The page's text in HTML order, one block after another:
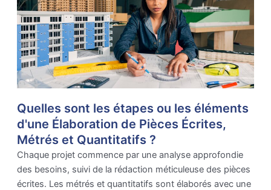
Quelles sont les étapes ou les éléments
d'une Élaboration de Pièces Écrites,
Métrés et Quantitatifs ?
Chaque projet commence par une analyse approfondie
des besoins, suivi de la rédaction méticuleuse des pièces
écrites. Les métrés et quantitatifs sont élaborés avec une